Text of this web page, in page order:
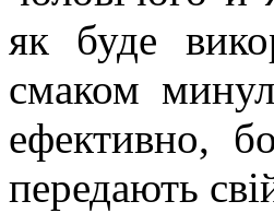
як буде
смаком
ефективно,
передають